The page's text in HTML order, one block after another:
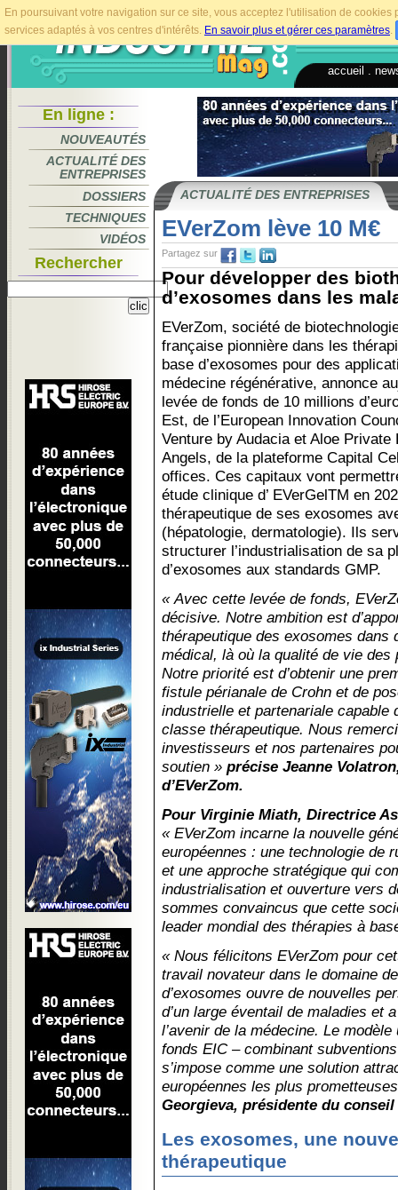
En poursuivant votre navigation sur ce site, vous acceptez l'utilisation de
services adaptés à vos centres d'intérêts. En savoir plus et gérer ces paramètres.
accueil
En ligne :
NOUVEAUTÉS
ACTUALITÉ DES
ENTREPRISES
DOSSIERS
TECHNIQUES
VIDÉOS
Rechercher
ACTUALITÉ DES ENTREPRISES
EVerZom lève 10 M€
Partagez sur
Pour développer des
d’exosomes dans les
EVerZom, société de
française pionnière dans les
base d’exosomes pour des
médecine régénérative, annonce
levée de fonds de 10 millions
Est, de l’European Innovation
Venture by Audacia et Aloe
Angels, de la plateforme Capital
offices. Ces capitaux vont
étude clinique d’ EVerGelTM en
thérapeutique de ses exosomes
(hépatologie, dermatologie). Ils
structurer l’industrialisation de sa
d’exosomes aux standards GMP.
« Avec cette levée de fonds,
décisive. Notre ambition est
thérapeutique des exosomes dans
médical, là où la qualité de vie
Notre priorité est d’obtenir une
fistule périanale de Crohn et de
industrielle et partenariale capable
classe thérapeutique. Nous
investisseurs et nos partenaires
soutien » précise Jeanne
d’EVerZom.
Pour Virginie Miath, Directrice
« EVerZom incarne la nouvelle
européennes : une technologie de
et une approche stratégique qui
industrialisation et ouverture vers
sommes convaincus que cette
leader mondial des thérapies à
« Nous félicitons EVerZom pour
travail novateur dans le domaine
d’exosomes ouvre de nouvelles
d’un large éventail de maladies et
l’avenir de la médecine. Le
fonds EIC – combinant
s’impose comme une solution
européennes les plus
Georgieva, présidente du
Les exosomes, une
thérapeutique